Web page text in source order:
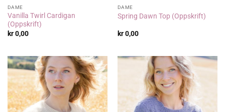
DAME
Vanilla Twirl Cardigan
(Oppskrift)
kr0,00
DAME
Spring Dawn Top (Oppskrift)
kr0,00